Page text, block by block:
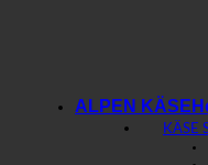
ALPEN KÄSE
KÄSE